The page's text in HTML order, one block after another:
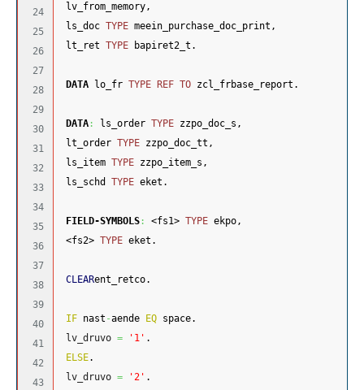
24
25
26
27
28
29
30
31
32
33
34
35
36
37
38
39
40
41
42
43
lv_from_memory,
ls_doc TYPE meein_purchase_doc_print,
lt_ret TYPE bapiret2_t.
DATA lo_fr TYPE REF TO zcl_frbase_report.
DATA : ls_order TYPE zzpo_doc_s,
lt_order TYPE zzpo_doc_tt,
ls_item TYPE zzpo_item_s,
ls_schd TYPE eket.
FIELD-SYMBOLS : <fs1> TYPE ekpo,
<fs2> TYPE eket.
CLEARent_retco.
IF nast -aende EQ space.
lv_druvo = '1' .
ELSE.
lv_druvo = '2' .